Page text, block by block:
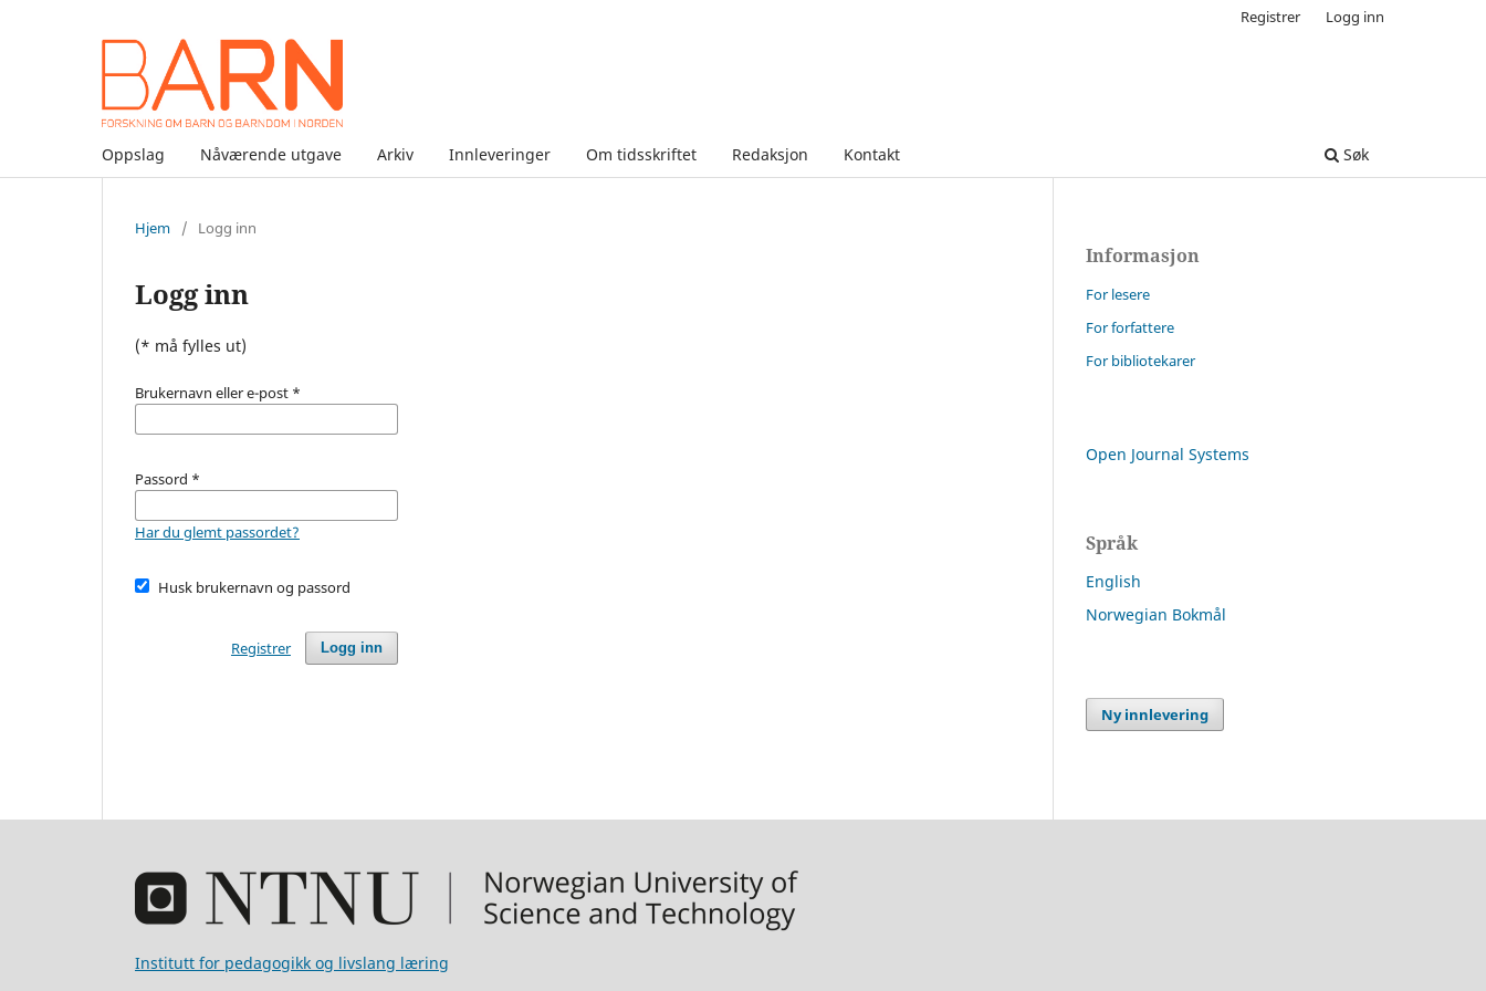
Oppslag Nåværende utgave Arkiv Innleveringer Om tidsskriftet Redaksjon Kontakt Søk
Registrer Logg inn
Hjem / Logg inn
Logg inn
(* må fylles ut)
Brukernavn eller e-post *
Passord *
Har du glemt passordet?
Husk brukernavn og passord
Logg inn
Registrer
Informasjon
For lesere
For forfattere
For bibliotekarer
Open Journal Systems
Språk
English
Norwegian Bokmål
Ny innlevering
Institutt for pedagogikk og livslang læring